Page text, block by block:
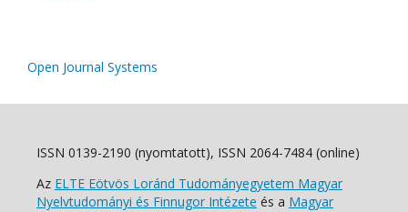
Open Journal Systems
ISSN 0139-2190 (nyomtatott), ISSN 2064-7484 (online)
Az ELTE Eötvös Loránd Tudományegyetem Magyar
Nyelvtudományi és Finnugor Intézete és a Magyar